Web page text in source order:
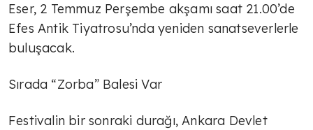
Eser, 2 Temmuz Perşembe akşamı saat 21.00’de
Efes Antik Tiyatrosu’nda yeniden sanatseverlerle
buluşacak.
Sırada “Zorba” Balesi Var
Festivalin bir sonraki durağı, Ankara Devlet